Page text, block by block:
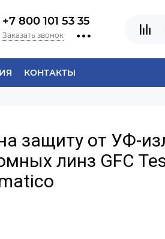
+7 800 101 53 35
Заказать звонок
КОНТАКТЫ
защиту от УФ-
линз GFC